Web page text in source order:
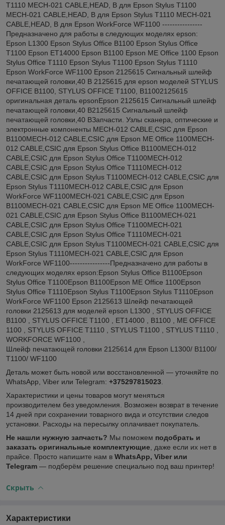
T1110 MECH-021 CABLE,HEAD, B для Epson Stylus T1100
MECH-021 CABLE,HEAD, B для Epson Stylus T1110 MECH-021
CABLE,HEAD, B для Epson WorkForce WF1100 ----------------
Предназначено для работы в следующих моделях epson:
Epson L1300 Epson Stylus Office B1100 Epson Stylus Office
T1100 Epson ET14000 Epson B1100 Epson ME Office 1100 Epson
Stylus Office T1110 Epson Stylus T1100 Epson Stylus T1110
Epson WorkForce WF1100 Epson 2125615 Сигнальный шлейф
печатающей головки,40 В 2125615 для epson моделей STYLUS
OFFICE B1100, STYLUS OFFICE T1100, B11002125615
оригинальная деталь epsonEpson 2125615 Сигнальный шлейф
печатающей головки,40 В2125615 Сигнальный шлейф
печатающей головки,40 ВЗапчасти. Узлы сканера, оптические и
электронные компоненты MECH-012 CABLE,CSIC для Epson
B1100MECH-012 CABLE,CSIC для Epson ME Office 1100MECH-
012 CABLE,CSIC для Epson Stylus Office B1100MECH-012
CABLE,CSIC для Epson Stylus Office T1100MECH-012
CABLE,CSIC для Epson Stylus Office T1110MECH-012
CABLE,CSIC для Epson Stylus T1100MECH-012 CABLE,CSIC для
Epson Stylus T1110MECH-012 CABLE,CSIC для Epson
WorkForce WF1100MECH-021 CABLE,CSIC для Epson
B1100MECH-021 CABLE,CSIC для Epson ME Office 1100MECH-
021 CABLE,CSIC для Epson Stylus Office B1100MECH-021
CABLE,CSIC для Epson Stylus Office T1100MECH-021
CABLE,CSIC для Epson Stylus Office T1110MECH-021
CABLE,CSIC для Epson Stylus T1100MECH-021 CABLE,CSIC для
Epson Stylus T1110MECH-021 CABLE,CSIC для Epson
WorkForce WF1100----------------Предназначено для работы в
следующих моделях epson:Epson Stylus Office B1100Epson
Stylus Office T1100Epson B1100Epson ME Office 1100Epson
Stylus Office T1110Epson Stylus T1100Epson Stylus T1110Epson
WorkForce WF1100 Epson 2125613 Шлейф печатающей
головки 2125613 для моделей epson L1300 , STYLUS OFFICE
B1100 , STYLUS OFFICE T1100 , ET14000 , B1100 , ME OFFICE
1100 , STYLUS OFFICE T1110 , STYLUS T1100 , STYLUS T1110 ,
WORKFORCE WF1100 ,
Шлейф печатающей головки 2125614 для Epson L1300/ B1100/
T1100/ WF1100
Деталь может быть новой или восстановленной — уточняйте по
WhatsApp, Viber или Telegram: +375297815023
Характеристики и цены товаров могут меняться
производителем без уведомления. Возможен возврат в течение
14 дней при сохранении товарного вида и отсутствии следов
установки. Расходы на пересылку оплачивает покупатель.
Не нашли нужную запчасть? Мы поможем подобрать и
заказать оригинальные комплектующие , даже если их нет в
прайсе. Просто напишите нам в WhatsApp, Viber или
Telegram — подберём решение специально под ваш принтер!
Скрыть
Характеристики